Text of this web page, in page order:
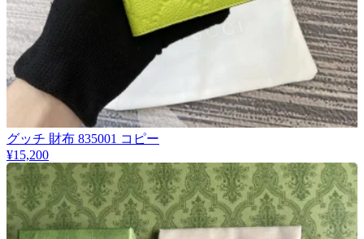
グッチ 財布 835001 コピー
¥15,200